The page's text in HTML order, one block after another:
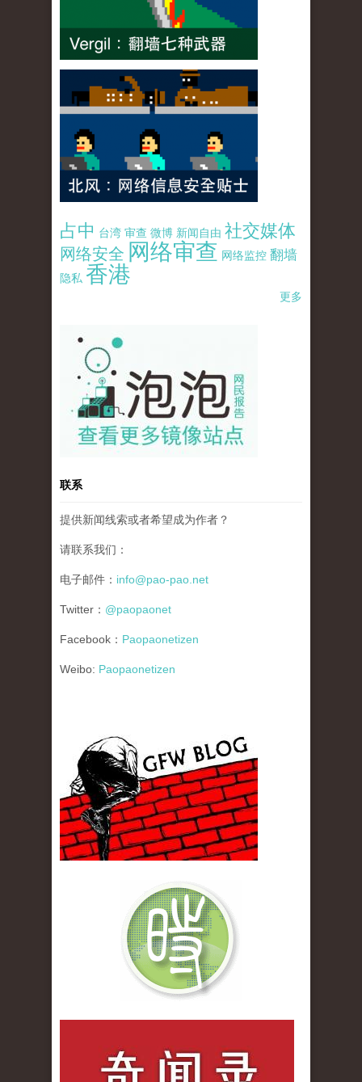
占中 台湾 审查 微博 新闻自由 社交媒体
网络安全 网络审查 网络监控 翻墙
隐私 香港
更多
pao-pao-banner-mirror-site-120814.jpg
联系
提供新闻线索或者希望成为作者？
请联系我们：
电子邮件： info@pao-pao.net
Twitter： @paopaonet
Facebook： Paopaonetizen
Weibo: Paopaonetizen
gfw_blog_small.jpg